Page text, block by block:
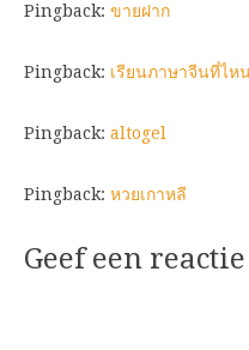
Pingback: ขายฝาก
Pingback: เรียนภาษาจีนที่ไห
Pingback: altogel
Pingback: หวยเกาหลี
Geef een reactie